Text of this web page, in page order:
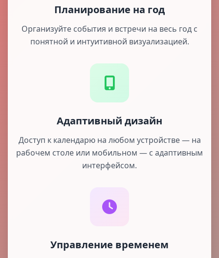
Планирование на год
Организуйте события и встречи на весь год с
понятной и интуитивной визуализацией.
Адаптивный дизайн
Доступ к календарю на любом устройстве — на
рабочем столе или мобильном — с адаптивным
интерфейсом.
Управление временем